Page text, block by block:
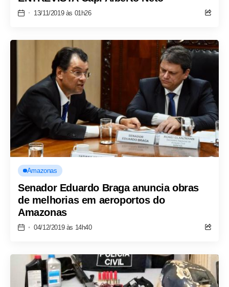
13/11/2019 às 01h26
Amazonas
Senador Eduardo Braga anuncia obras
de melhorias em aeroportos do
Amazonas
04/12/2019 às 14h40